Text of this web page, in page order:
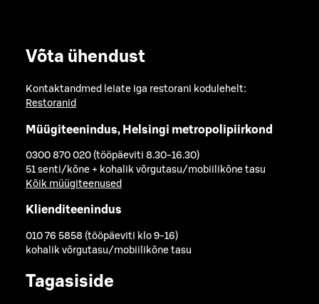
Võta ühendust
Kontaktandmed leiate iga restorani kodulehelt:
Restoranid
Müügiteenindus, Helsingi metropolipiirkond
0300 870 020 (tööpäeviti 8.30-16.30)
51 senti/kõne + kohalik võrgutasu/mobiilikõne tasu
Kõik müügiteenused
Klienditeenindus
010 76 5858 (tööpäeviti klo 9-16)
kohalik võrgutasu/mobiilikõne tasu
Tagasiside